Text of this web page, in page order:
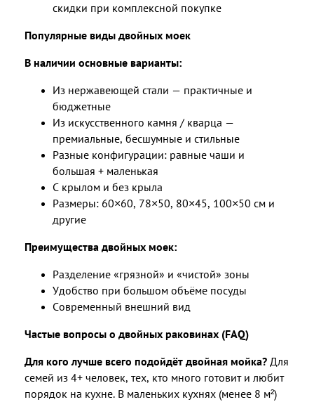
скидки при комплексной покупке
Популярные виды двойных моек
В наличии основные варианты:
Из нержавеющей стали — практичные и
бюджетные
Из искусственного камня / кварца —
премиальные, бесшумные и стильные
Разные конфигурации: равные чаши и
большая + маленькая
С крылом и без крыла
Размеры: 60×60, 78×50, 80×45, 100×50 см и
другие
Преимущества двойных моек:
Разделение «грязной» и «чистой» зоны
Удобство при большом объёме посуды
Современный внешний вид
Частые вопросы о двойных раковинах (FAQ)
Для кого лучше всего подойдёт двойная мойка? Для
семей из 4+ человек, тех, кто много готовит и любит
порядок на кухне. В маленьких кухнях (менее 8 м²)